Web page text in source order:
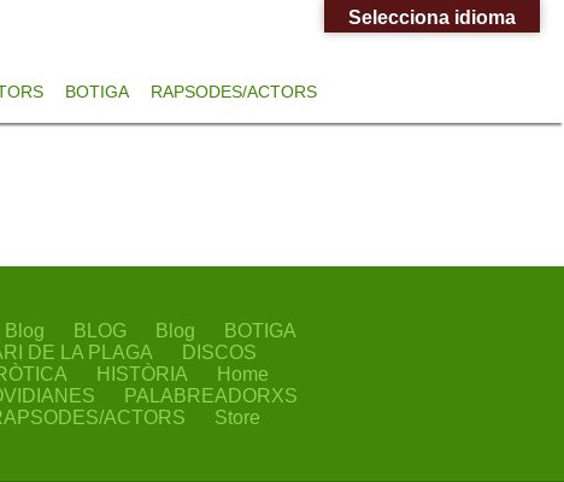
BOTIGA RAPSODES/ACTORS
Blog BLOG Blog
BOTIGA
DE LA PLAGA
DISCOS
HISTÒRIA
Home
PALABREADORXS
ACTORS
Store
Selecciona idioma